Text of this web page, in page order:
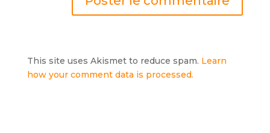
This site uses Akismet to reduce spam. Learn
how your comment data is processed.